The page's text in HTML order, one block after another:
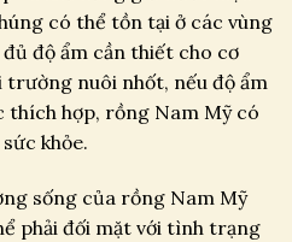
có thể tồn tại ở các vùng
độ ẩm cần thiết cho cơ
nuôi nhốt, nếu độ ẩm
hợp, rồng Nam Mỹ có
khỏe.
sống của rồng Nam Mỹ
phải đối mặt với tình trạng